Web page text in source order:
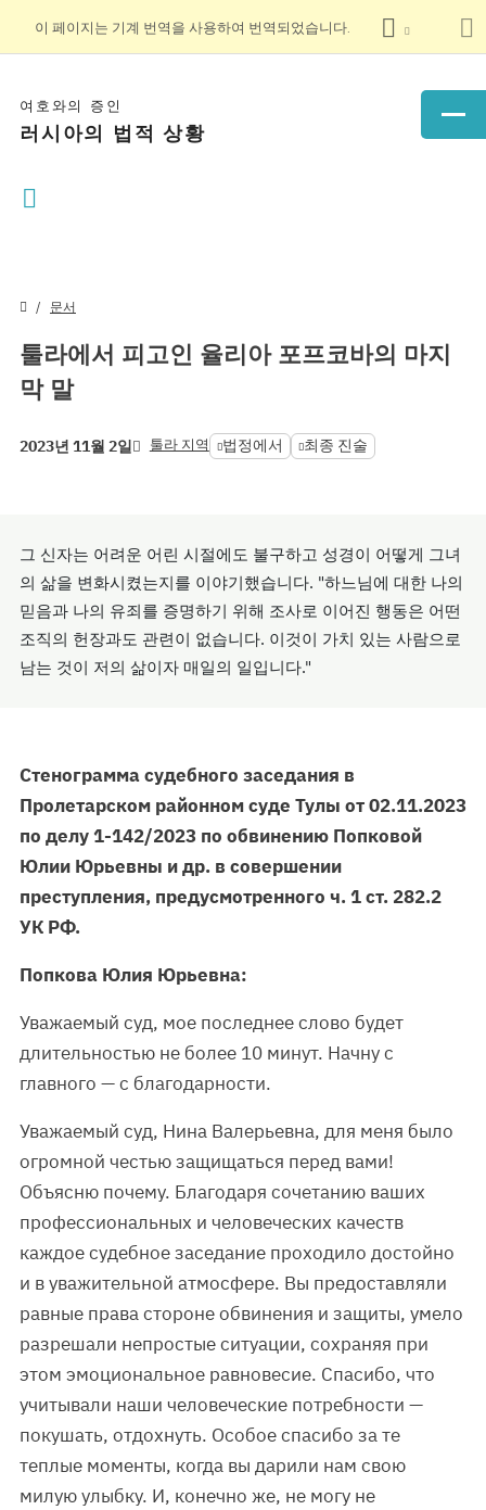
이 페이지는 기계 번역을 사용하여 번역되었습니다.
여호와의 증인
러시아의 법적 상황
문서
툴라에서 피고인 율리아 포프코바의 마지
막 말
2023년 11월 2일 툴라 지역 법정에서 최종 진술
그 신자는 어려운 어린 시절에도 불구하고 성경이 어떻게 그녀
의 삶을 변화시켰는지를 이야기했습니다. "하느님에 대한 나의
믿음과 나의 유죄를 증명하기 위해 조사로 이어진 행동은 어떤
조직의 헌장과도 관련이 없습니다. 이것이 가치 있는 사람으로
남는 것이 저의 삶이자 매일의 일입니다."
Стенограмма судебного заседания в
Пролетарском районном суде Тулы от 02.11.2023
по делу 1-142/2023 по обвинению Попковой
Юлии Юрьевны и др. в совершении
преступления, предусмотренного ч. 1 ст. 282.2
УК РФ.
Попкова Юлия Юрьевна:
Уважаемый суд, мое последнее слово будет
длительностью не более 10 минут. Начну с
главного — с благодарности.
Уважаемый суд, Нина Валерьевна, для меня было
огромной честью защищаться перед вами!
Объясню почему. Благодаря сочетанию ваших
профессиональных и человеческих качеств
каждое судебное заседание проходило достойно
и в уважительной атмосфере. Вы предоставляли
равные права стороне обвинения и защиты, умело
разрешали непростые ситуации, сохраняя при
этом эмоциональное равновесие. Спасибо, что
учитывали наши человеческие потребности —
покушать, отдохнуть. Особое спасибо за те
теплые моменты, когда вы дарили нам свою
милую улыбку. И, конечно же, не могу не